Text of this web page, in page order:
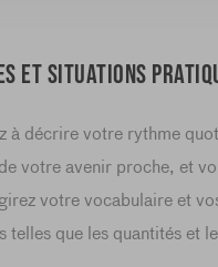
et situations
à décrire votre rythme
votre avenir proche, et
votre vocabulaire et
telles que les quantités et